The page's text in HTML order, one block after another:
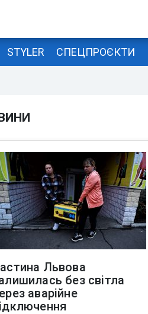
STYLER СПЕЦПРОЄКТИ
Львова
без світла
аварійне